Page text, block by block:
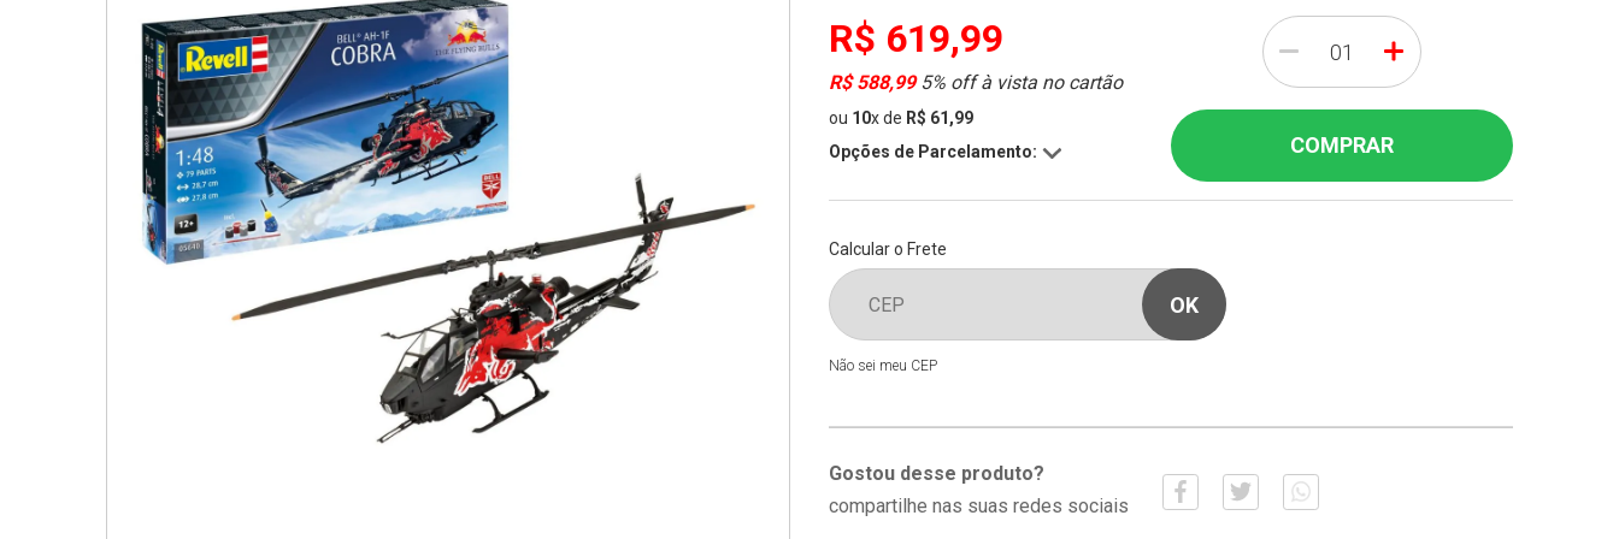
R$ 619,99
R$ 588,995% off à vista no cartão
ou 10xde R$ 61,99
Opções de Parcelamento:
- +
COMPRAR
Calcular o Frete
Não sei meu CEP
Gostou desse produto?
compartilhe nas suas redes sociais